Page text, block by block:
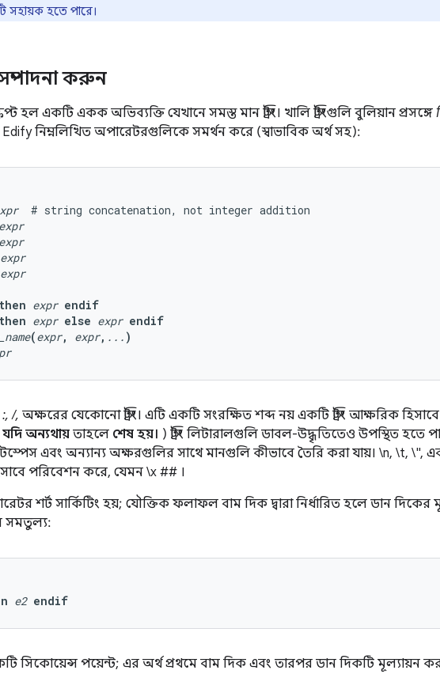
সহায়ক হতে পারে।
করুন
হল একটি একক অভিব্যক্তি যেখানে সমস্ত মান স্ট্রিং। খালি স্ট্রিংগুলি বুলিয়ান প্রসঙ্গে
নিম্নলিখিত অপারেটরগুলিকে সমর্থন করে (স্বাভাবিক অর্থ সহ):
  # string concatenation, not integer addition
expr
expr
expr
expr
then expr endif
then expr else expr endif
(expr, expr, ... )
/, অক্ষরের যেকোনো স্ট্রিং। এটি একটি সংরক্ষিত শব্দ নয় একটি স্ট্রিং আক্ষরিক
যদি অন্যথায় তাহলে শেষ হয়। ) স্ট্রিং লিটারালগুলি ডাবল-উদ্ধৃতিতেও উপস্থিত হতে
এবং অন্যান্য অক্ষরগুলির সাথে মানগুলি কীভাবে তৈরি করা যায়। \n, \t, \",
পরিবেশন করে, যেমন \x ## ।
শর্ট সার্কিটিং হয়; যৌক্তিক ফলাফল বাম দিক দ্বারা নির্ধারিত হলে ডান দিকের
সমতুল্য:
e2 endif
সিকোয়েন্স পয়েন্ট; এর অর্থ প্রথমে বাম দিক এবং তারপর ডান দিকটি মূল্যায়ন